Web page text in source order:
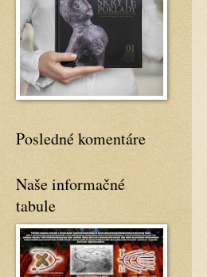
Posledné komentáre
Naše informačné
tabule